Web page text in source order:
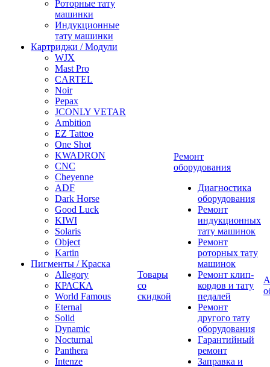
Роторные тату
машинки
Индукционные
тату машинки
Картриджи / Модули
WJX
Mast Pro
CARTEL
Noir
Pepax
JCONLY VETAR
Ambition
EZ Tattoo
One Shot
KWADRON
CNC
Cheyenne
ADF
Dark Horse
Good Luck
KIWI
Solaris
Object
Kartin
Пигменты / Краска
Allegory
КРАСКА
World Famous
Eternal
Solid
Dynamic
Nocturnal
Panthera
Intenze
Товары
со
скидкой
Ремонт
оборудования
Диагностика
оборудования
Ремонт
индукционных
тату машинок
Ремонт
роторных тату
машинок
Ремонт клип-
кордов и тату
педалей
Ремонт
другого тату
оборудования
Гарантийный
ремонт
Заправка и